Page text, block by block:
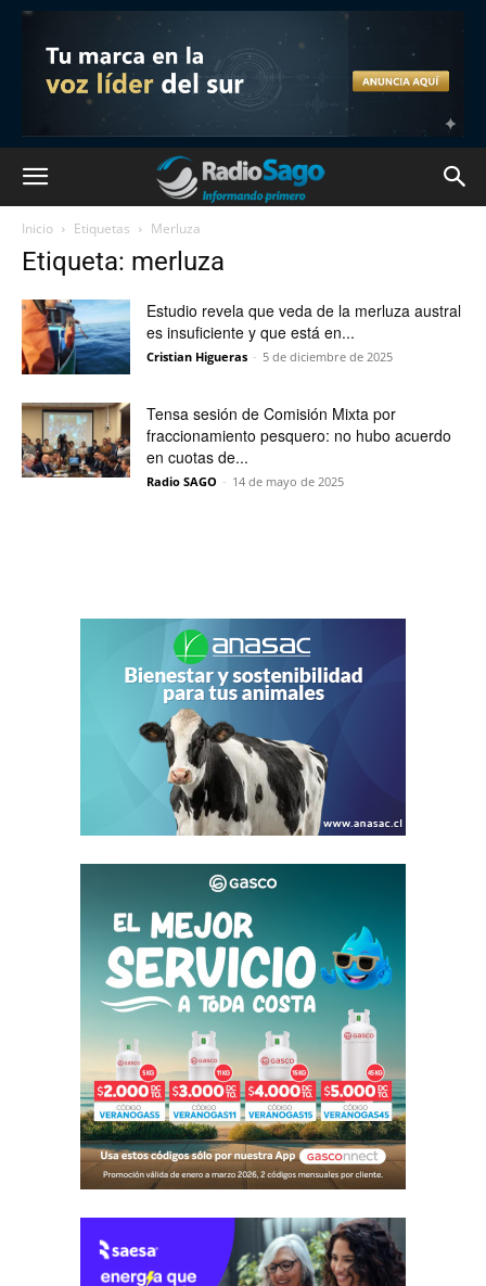
Inicio Etiquetas Merluza
Etiqueta: merluza
Estudio revela que veda de la merluza austral
es insuficiente y que está en...
Cristian Higueras - 5 de diciembre de 2025
Tensa sesión de Comisión Mixta por
fraccionamiento pesquero: no hubo acuerdo
en cuotas de...
Radio SAGO - 14 de mayo de 2025